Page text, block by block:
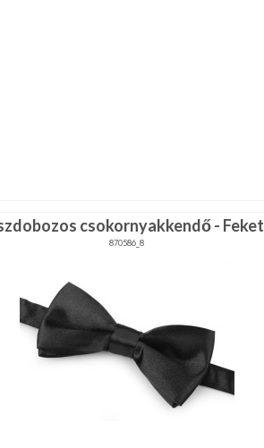
csokornyakkendő -
870586_8